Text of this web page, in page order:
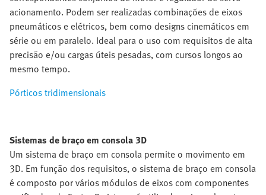
acionamento. Podem ser realizadas combinações de eixos
pneumáticos e elétricos, bem como designs cinemáticos em
série ou em paralelo. Ideal para o uso com requisitos de alta
precisão e/ou cargas úteis pesadas, com cursos longos ao
mesmo tempo.
Pórticos tridimensionais
Sistemas de braço em consola 3D
Um sistema de braço em consola permite o movimento em
3D. Em função dos requisitos, o sistema de braço em consola
é composto por vários módulos de eixos com componentes